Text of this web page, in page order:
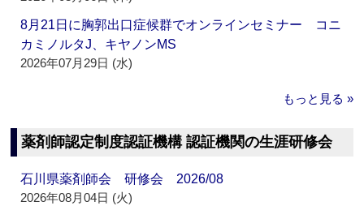
8月21日に胸郭出口症候群でオンラインセミナー コニ
カミノルタJ、キヤノンMS
2026年07月29日 (水)
もっと見る »
薬剤師認定制度認証機構 認証機関の生涯研修会
石川県薬剤師会 研修会 2026/08
2026年08月04日 (火)